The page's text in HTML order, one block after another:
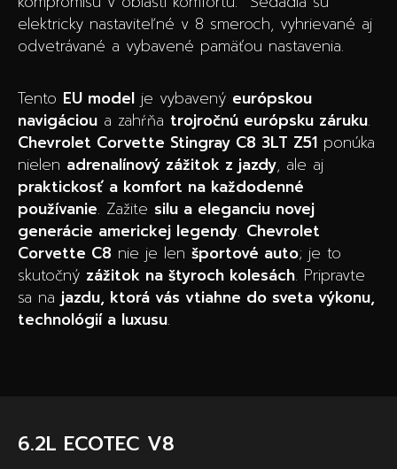
elektricky nastaviteľné v 8 smeroch, vyhrievané aj
odvetrávané a vybavené pamäťou nastavenia.
Tento EU model je vybavený európskou
navigáciou a zahŕňa trojročnú európsku záruku.
Chevrolet Corvette Stingray C8 3LT Z51 ponúka
nielen adrenalínový zážitok z jazdy, ale aj
praktickosť a komfort na každodenné
používanie. Zažite silu a eleganciu novej
generácie americkej legendy. Chevrolet
Corvette C8 nie je len športové auto; je to
skutočný zážitok na štyroch kolesách. Pripravte
sa na jazdu, ktorá vás vtiahne do sveta výkonu,
technológií a luxusu.
6.2L ECOTEC V8